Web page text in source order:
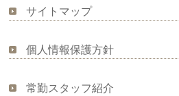
サイトマップ
個人情報保護方針
常勤スタッフ紹介